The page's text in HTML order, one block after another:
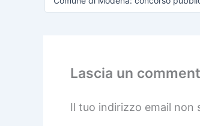
Lascia un
Il tuo indirizzo email non